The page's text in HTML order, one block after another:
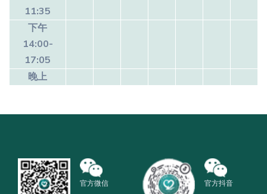
11:35
下午
14:00-
17:05
晚上
官方微信 官方抖音